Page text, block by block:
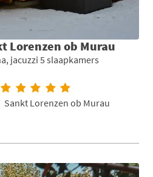
Lorenzen ob Murau
jacuzzi 5 slaapkamers
Sankt Lorenzen ob Murau